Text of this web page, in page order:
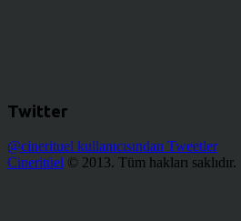
Twitter
@cinerituel kullanıcısından Tweetler
Cineritüel © 2013. Tüm hakları saklıdır.